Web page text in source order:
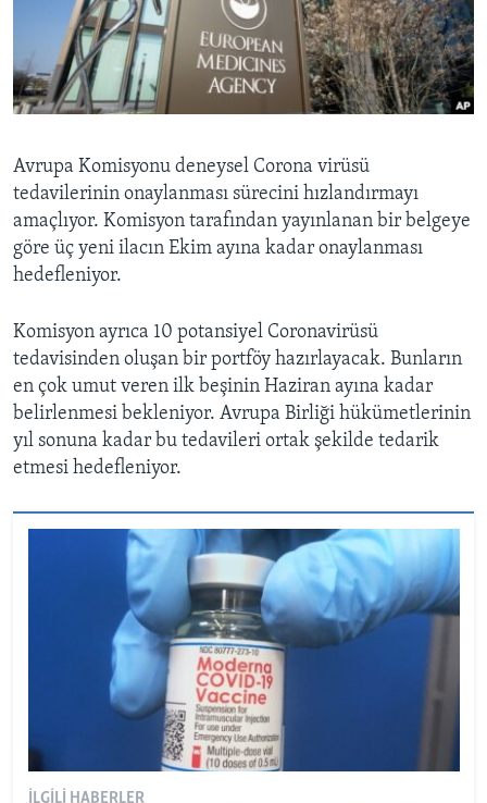
HAYATTAN
SANAT
BIZI TAKIP EDIN
Diller
Avrupa Komisyonu deneysel Corona virüsü
tedavilerinin onaylanması sürecini hızlandırmayı
amaçlıyor. Komisyon tarafından yayınlanan bir belgeye
göre üç yeni ilacın Ekim ayına kadar onaylanması
hedefleniyor.
Komisyon ayrıca 10 potansiyel Coronavirüsü
tedavisinden oluşan bir portföy hazırlayacak. Bunların
en çok umut veren ilk beşinin Haziran ayına kadar
belirlenmesi bekleniyor. Avrupa Birliği hükümetlerinin
yıl sonuna kadar bu tedavileri ortak şekilde tedarik
etmesi hedefleniyor.
İLGILI HABERLER